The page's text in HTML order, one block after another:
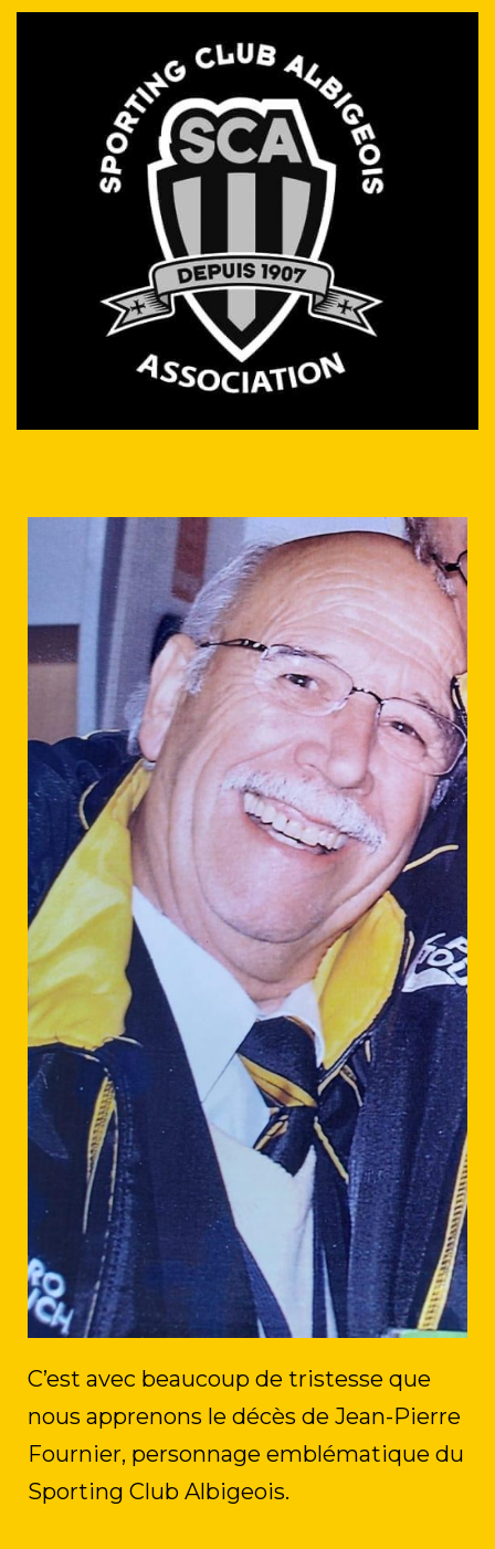
C’est avec beaucoup de tristesse que
nous apprenons le décès de Jean-Pierre
Fournier, personnage emblématique du
Sporting Club Albigeois.